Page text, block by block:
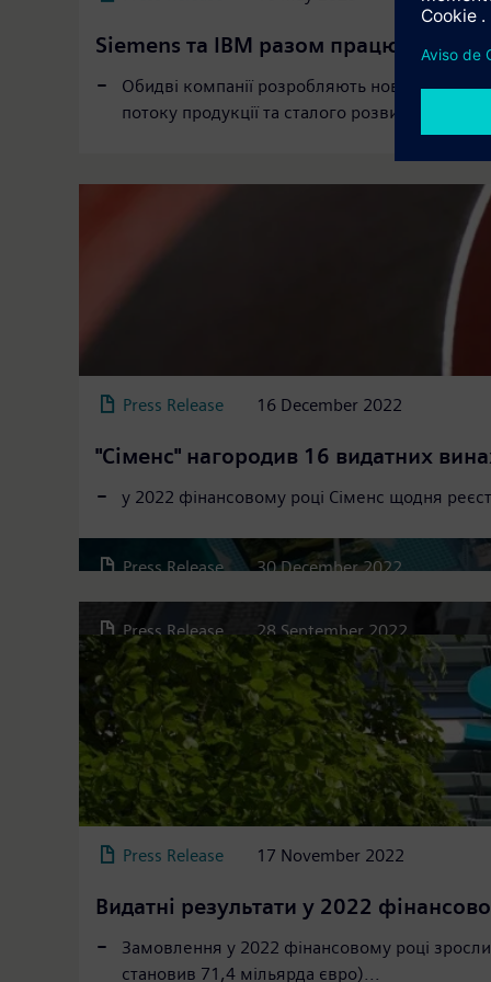
Siemens та IBM разом працюють
Обидві компанії розробляють нове спільне
потоку продукції та сталого розвитку, що
Press Release 16 December 2022
"Сіменс" нагородив 16 видатних
у 2022 фінансовому році Сіменс щодня
Press Release 30 December 2022
Промисловий Метавсесвіт
Технології існують не заради себе, а для
Метавсесвіту...
Press Release 28 September 2022
Допомога об`єктам критичної
У березні МКП «Миколаївводоканал» через
Press Release 17 November 2022
Видатні результати у 2022
Замовлення у 2022 фінансовому році
становив 71,4 мільярда євро)...